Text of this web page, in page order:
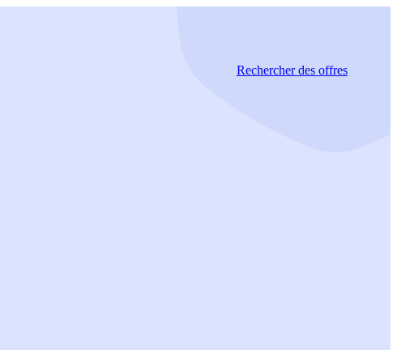
Rechercherdes offres